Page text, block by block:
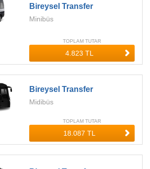
Bireysel Transfer
Minibüs
TOPLAM TUTAR
Bireysel Transfer
Midibüs
TOPLAM TUTAR